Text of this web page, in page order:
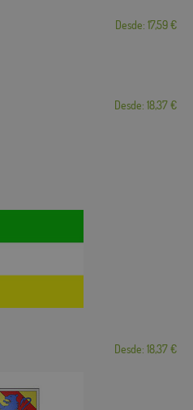
Desde: 17,59 €
Desde: 18,37 €
Desde: 18,37 €